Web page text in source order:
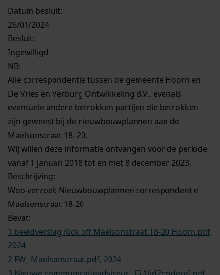
Titel:
Nieuwbouwplannen correspondentie Maelsonstraat
18-20
Type overheidsorgaan:
Gemeente
Overheidsorgaan:
Gemeente Hoorn
Datum verzoek:
8/12/2023
Woo-categorie:
Woo-verzoeken
Datum besluit:
26/01/2024
Besluit:
Ingewilligd
NB:
Alle correspondentie tussen de gemeente Hoorn en
De Vries en Verburg Ontwikkeling B.V., evenals
eventuele andere betrokken partijen die betrokken
zijn geweest bij de nieuwbouwplannen aan de